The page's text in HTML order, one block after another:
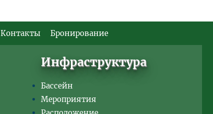
Контакты Бронирование
Инфраструктура
Бассейн
Мероприятия